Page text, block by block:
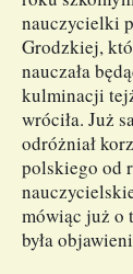
nauczycielki
Grodzkiej,
nauczała
kulminacji
wróciła. Już
odróżniał
polskiego od
mówiąc już o
była